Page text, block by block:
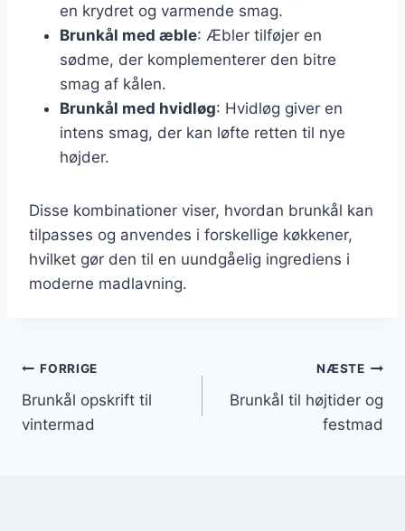
en krydret og varmende smag.
Brunkål med æble: Æbler tilføjer en
sødme, der komplementerer den bitre
smag af kålen.
Brunkål med hvidløg: Hvidløg giver en
intens smag, der kan løfte retten til nye
højder.
Disse kombinationer viser, hvordan brunkål kan
tilpasses og anvendes i forskellige køkkener,
hvilket gør den til en uundgåelig ingrediens i
moderne madlavning.
Indlægsnavigation
FORRIGE
Brunkål opskrift til
vintermad
NÆSTE
Brunkål til højtider og
festmad